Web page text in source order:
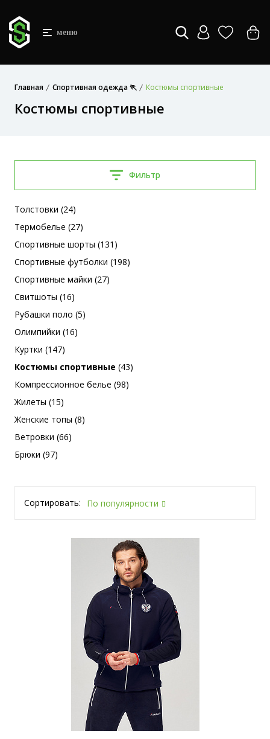
меню
Главная Спортивная одежда 🏃 Костюмы спортивные
Костюмы спортивные
Фильтр
Толстовки (24)
Термобелье (27)
Спортивные шорты (131)
Спортивные футболки (198)
Спортивные майки (27)
Свитшоты (16)
Рубашки поло (5)
Олимпийки (16)
Куртки (147)
Костюмы спортивные (43)
Компрессионное белье (98)
Жилеты (15)
Женские топы (8)
Ветровки (66)
Брюки (97)
Сортировать: По популярности